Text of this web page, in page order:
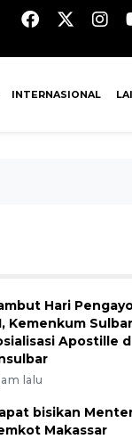
INTERNASIONAL
Hari
Kemenkum
Apostille
lalu
bisikan
Makassar